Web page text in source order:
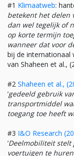
#1 Klimaatweb:
betekent het delen
dan wel tegelijk of
op korte termijn
wanneer dat voor
bij de internationaal
van Shaheen et al.,
#2 Shaheen et al.,
‘gedeeld gebruik
transportmiddel
toegang toe heeft
#3 I&O Research
‘Deelmobiliteit stelt
voertuigen te